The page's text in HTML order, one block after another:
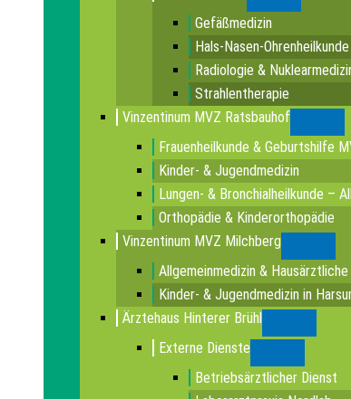
Gefäßmedizin
Hals-Nasen-Ohrenheilkunde
Radiologie &
Strahlentherapie
Vinzentinum MVZ Ratsbauhof
Frauenheilkunde & Geburtshilfe
Kinder- & Jugendmedizin
Lungen- & Bronchialheilkunde –
Orthopädie & Kinderorthopädie
Vinzentinum MVZ Milchberg
Allgemeinmedizin &
Kinder- & Jugendmedizin in
Ärztehaus Hinterer Brühl
Externe Dienste
Betriebsärztlicher Dienst